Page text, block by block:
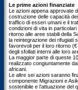
Le prime azioni finanziate
Le azioni appena approvate
costruzione delle capacità
traffico di esseri umani e il
condizioni di vita in particolari
ritorno alle aree stabili della
la reintegrazione dei rifugiati
favorevoli per il loro ritorno (€
degli sfollati interni alle loro
La maggior parte di queste
realizzato congiuntamente
africani.
Le altre sei azioni saranno
componente Migrazioni e
sostenibile e l’attuazione del